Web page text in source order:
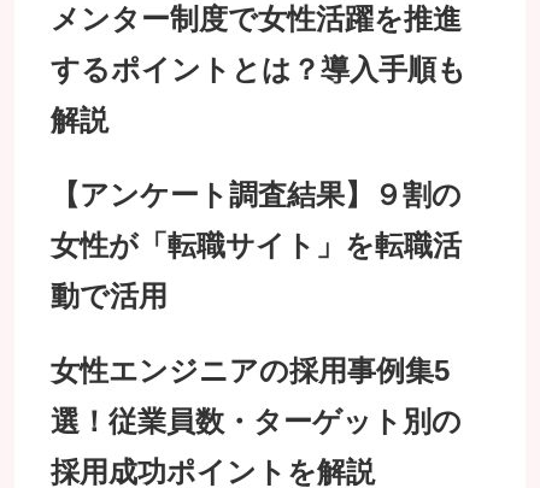
メンター制度で女性活躍を推進
するポイントとは？導入手順も
解説
【アンケート調査結果】９割の
女性が「転職サイト」を転職活
動で活用
女性エンジニアの採用事例集5
選！従業員数・ターゲット別の
採用成功ポイントを解説